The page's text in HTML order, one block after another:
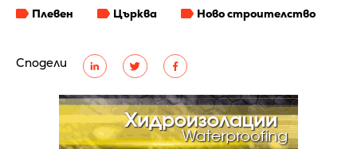
Сподели
Плевен Църква Ново строителство